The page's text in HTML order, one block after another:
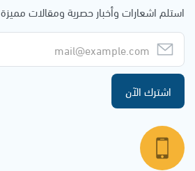
استلم اشعارات وأخبار حصرية ومقالات
اشترك الآن